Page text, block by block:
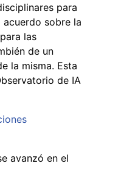
para
acuerdo sobre la
las
de un
la misma. Esta
de IA
avanzó en el